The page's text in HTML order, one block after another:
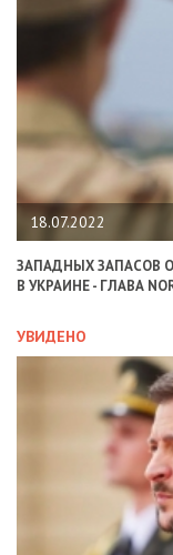
18.07.2022
ЗАПАДНЫХ ЗАПАСОВ
В УКРАИНЕ - ГЛАВА
УВИДЕНО